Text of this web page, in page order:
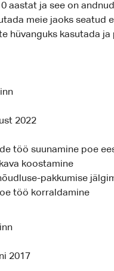
aastat ja see on
meie jaoks seatud
hüvanguks kasutada ja
2022
töö suunamine poe
koostamine
pakkumise
töö korraldamine
2017